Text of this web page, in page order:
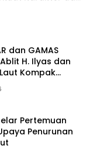
dan GAMAS
H. Ilyas dan
Kompak
Pertemuan
Penurunan